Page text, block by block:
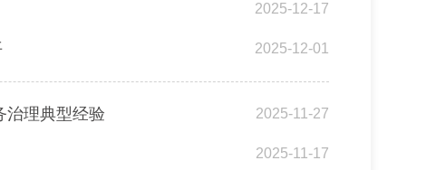
2025-12-17
2025-12-01
理典型经验 2025-11-27
2025-11-17